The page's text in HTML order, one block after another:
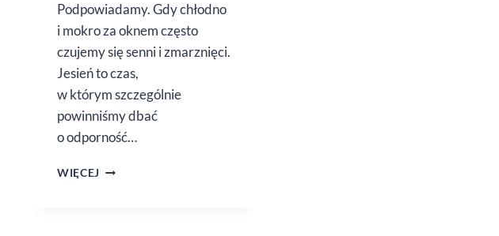
Podpowiadamy. Gdy chłodno
i mokro za oknem często
czujemy się senni i zmarznięci.
Jesień to czas,
w którym szczególnie
powinniśmy dbać
o odporność…
WIĘCEJ ROZGRZEWAJĄCE